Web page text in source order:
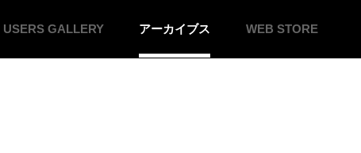
USERS GALLERY アーカイブス WEB STORE